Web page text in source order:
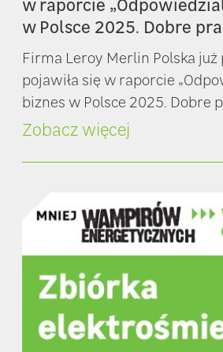
w raporcie
w Polsce 2025. Dobre
Firma Leroy Merlin Polska już
pojawiła się w raporcie
biznes w Polsce 2025. Dobre
Zobacz więcej